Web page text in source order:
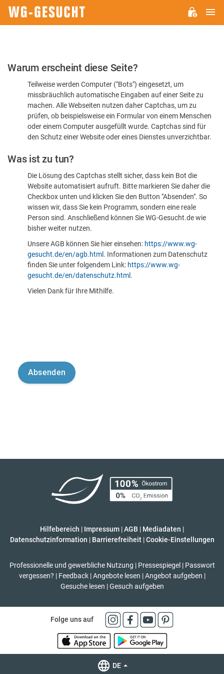
Bitte
dass
sind
Warum erscheint diese Seite?
Teilweise werden Computer ("Bots") eingesetzt, um
missbräuchlich automatische Eingaben auf einer Seite zu
machen. Alle Webseiten nutzen daher Captchas, um zu
prüfen, ob beispielsweise ein Formular von einem Menschen
oder einem Computer ausgefüllt wurde. Captchas sind für
den Schutz einer Website oder eines Dienstes unverzichtbar.
Was ist zu tun?
Die Lösung des Captchas stellt sicher, dass kein Bot die
Website automatisiert aufruft. Bitte markieren Sie daher die
Checkbox unten und klicken Sie den Button "Absenden". So
wissen wir, dass Sie kein Programm, sondern eine reale
Person sind. Anschließend können Sie WG-Gesucht.de wie
bisher weiter nutzen.
Unsere AGB können Sie hier einsehen: https://www.wg-
gesucht.de/en/agb.html . Informationen zum Datenschutz
finden Sie unter folgendem Link: https://www.wg-
gesucht.de/en/datenschutz.html .
Vielen Dank für Ihre Mithilfe.
Hilfebereich | Impressum |AGB | Mediadaten |
Datenschutzinformation | Barrierefreiheit | Cookie-Einstellungen
Professionelle und gewerbliche Nutzung | Pressespiegel | Passwort
vergessen? | Feedback | Angebote lesen | Angebot aufgeben |
Gesuche lesen | Gesuch aufgeben
Folge uns auf
DE